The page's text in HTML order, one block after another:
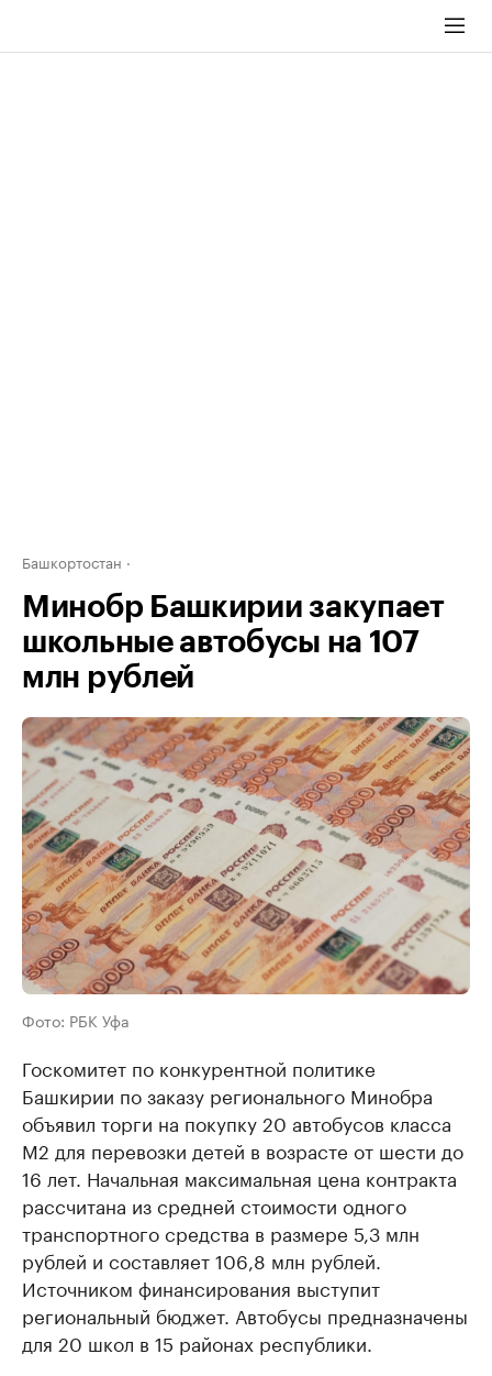
Башкортостан
Минобр Башкирии закупает
школьные автобусы на 107
млн рублей
Фото: РБК Уфа
Госкомитет по конкурентной политике
Башкирии по заказу регионального Минобра
объявил торги на покупку 20 автобусов класса
М2 для перевозки детей в возрасте от шести до
16 лет. Начальная максимальная цена контракта
рассчитана из средней стоимости одного
транспортного средства в размере 5,3 млн
рублей и составляет 106,8 млн рублей.
Источником финансирования выступит
региональный бюджет. Автобусы предназначены
для 20 школ в 15 районах республики.